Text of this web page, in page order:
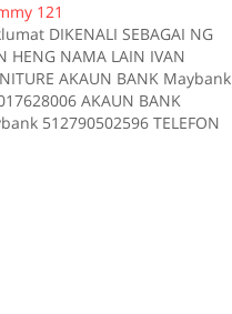
121
DIKENALI SEBAGAI NG
HENG NAMA LAIN IVAN
AKAUN BANK Maybank
AKAUN BANK
512790502596 TELEFON